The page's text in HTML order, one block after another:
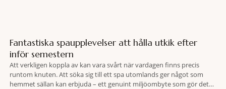
Fantastiska spaupplevelser att hålla utkik efter
inför semestern
Att verkligen koppla av kan vara svårt när vardagen finns precis
runtom knuten. Att söka sig till ett spa utomlands ger något som
hemmet sällan kan erbjuda – ett genuint miljöombyte som gör det